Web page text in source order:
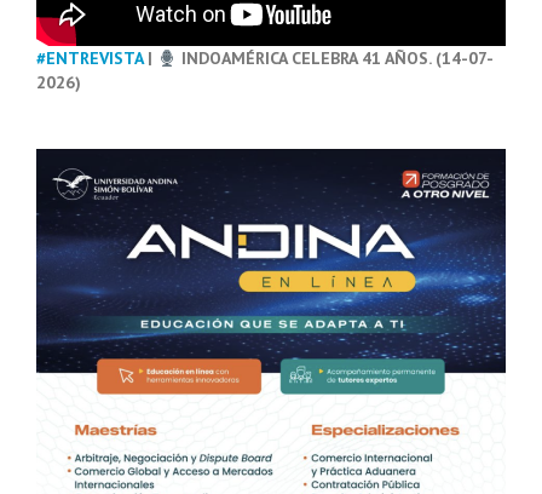
#ENTREVISTA|
INDOAMÉRICA CELEBRA 41 AÑOS. (14-07-
2026)